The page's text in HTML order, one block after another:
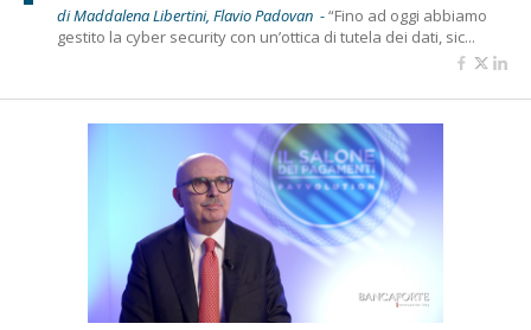
di Maddalena Libertini, Flavio Padovan -“Fino ad oggi abbiamo
gestito la cyber security con un’ottica di tutela dei dati, sic...